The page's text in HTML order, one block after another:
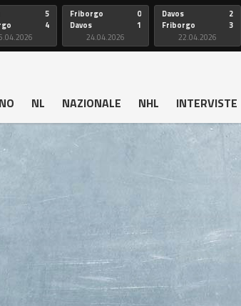
5
4
Friborgo
Davos
0
1
24.04.2026
Davos
Friborgo
2
3
22.04.2026
NL NAZIONALE NHL INTERVISTE